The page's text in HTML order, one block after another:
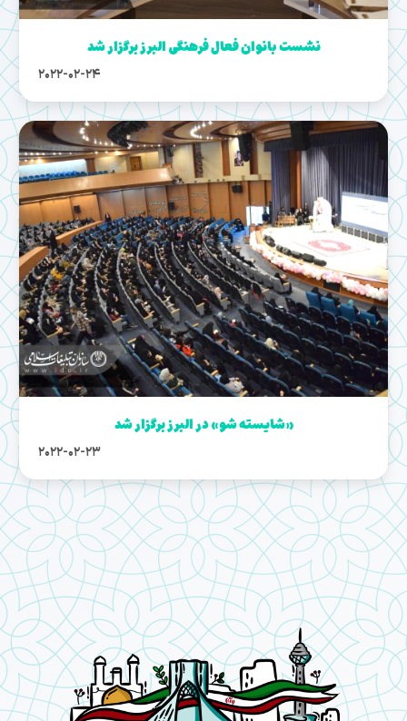
نشست بانوان فعال فرهنگی البرز برگزار شد
2022-02-24
«شایسته شو» در البرز برگزار شد
2022-02-23